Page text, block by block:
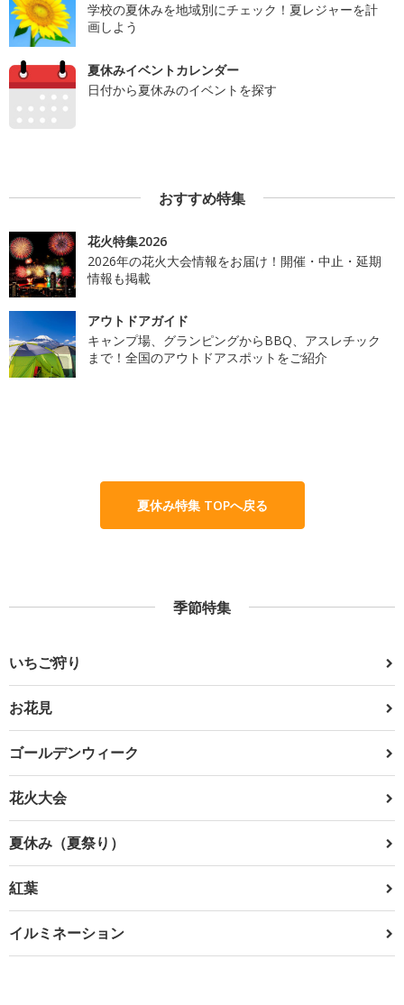
学校の夏休みを地域別にチェック！夏レジャーを計
画しよう
夏休みイベントカレンダー
日付から夏休みのイベントを探す
おすすめ特集
花火特集2026
2026年の花火大会情報をお届け！開催・中止・延期
情報も掲載
アウトドアガイド
キャンプ場、グランピングからBBQ、アスレチック
まで！全国のアウトドアスポットをご紹介
夏休み特集 TOPへ戻る
季節特集
いちご狩り
お花見
ゴールデンウィーク
花火大会
夏休み（夏祭り）
紅葉
イルミネーション